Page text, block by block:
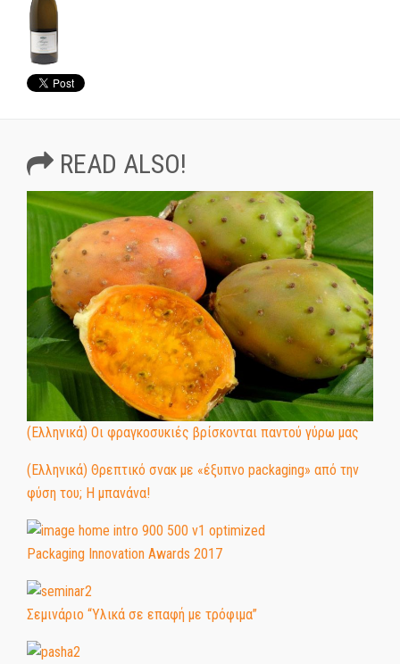
READ ALSO!
(Ελληνικά) Οι φραγκοσυκιές βρίσκονται παντού γύρω μας
(Ελληνικά) Θρεπτικό σνακ με «έξυπνο packaging» από την
φύση του; Η μπανάνα!
Packaging Innovation Awards 2017
Σεμινάριο “Υλικά σε επαφή με τρόφιμα”